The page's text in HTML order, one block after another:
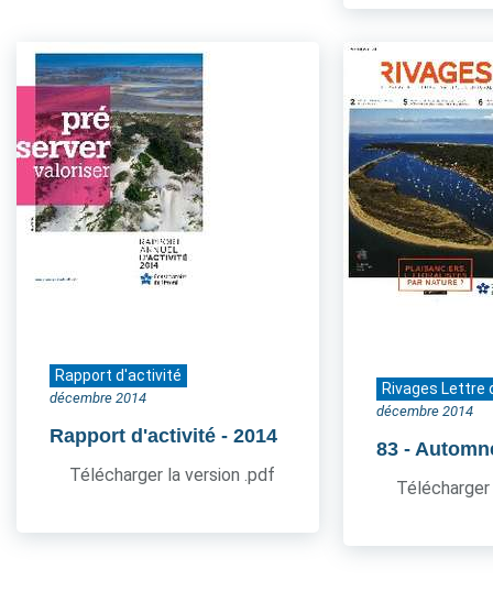
Rapport d'activité
décembre 2014
Rapport d'activité - 2014
Télécharger la version .pdf
Rivages Lettre
décembre 2014
83 -